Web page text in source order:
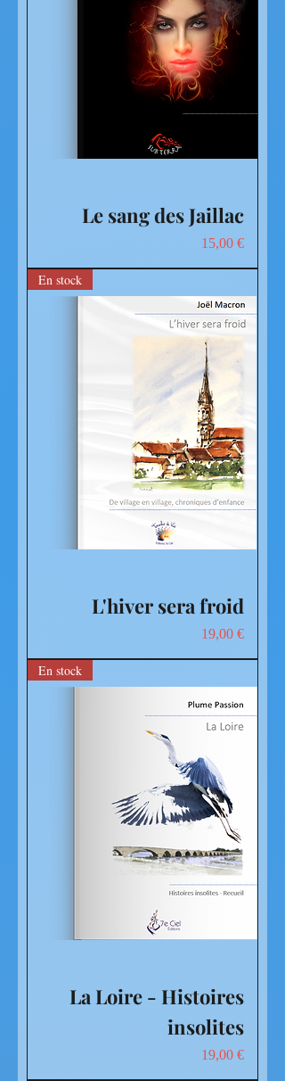
Le sang des Jaillac
Prix
15,00 €
En stock
L'hiver sera froid
Prix
19,00 €
En stock
La Loire - Histoires
insolites
Prix
19,00 €